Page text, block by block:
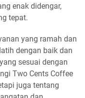
enak didengar,
tepat.
yang ramah dan
dengan baik dan
sesuai dengan
Two Cents Coffee
juga tentang